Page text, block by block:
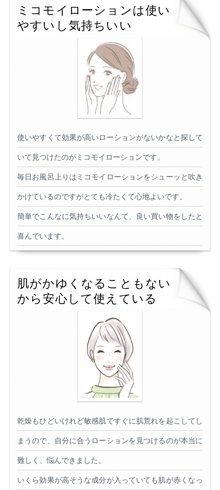
ミコモイローションは使い
やすいし気持ちいい
使いやすくて効果が高いローションがないかなと探して
いて見つけたのがミコモイローションです。
毎日お風呂上りはミコモイローションをシューッと吹き
かけているのですがとても冷たくて心地よいです。
簡単でこんなに気持ちいいなんて、良い買い物をしたと
喜んでいます。
肌がかゆくなることもない
から安心して使えている
乾燥もひどいけれど敏感肌ですぐに肌荒れを起こしてし
まうので、自分に合うローションを見つけるのが本当に
難しく、悩んできました。
いくら効果が高そうな成分が入っていても肌が赤くなっ